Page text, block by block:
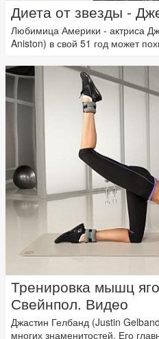
Диета от звезды -
Любимица Америки - актриса
Aniston) в свой 51 год может
Тренировка мышц
Свейнпол. Видео
Джастин Гелбанд (Justin
многих знаменитостей. Его